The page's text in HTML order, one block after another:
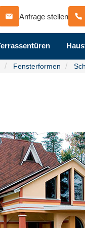
Anfrage stellen
Fensterformen